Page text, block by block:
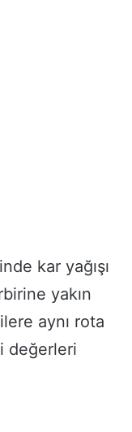
kar yağışı
yakın
aynı rota
değerleri